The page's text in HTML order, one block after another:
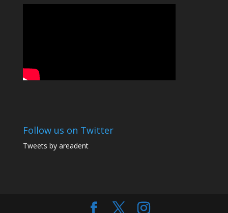
Follow us on Twitter
Tweets by areadent